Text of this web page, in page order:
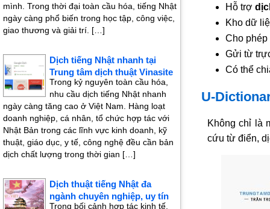
Hỗ trợ
Kho dữ
Cho phép
Gửi từ
Có thể
U-
Không chỉ là
cứu từ điển,
mình. Trong thời đại toàn cầu hóa, tiếng Nhật
ngày càng phổ biến trong học tập, công việc,
giao thương và giải trí. […]
Dịch tiếng Nhật nhanh tại
Trung tâm dịch thuật Vinasite
Trong kỷ nguyên toàn cầu hóa,
nhu cầu dịch tiếng Nhật nhanh
ngày càng tăng cao ở Việt Nam. Hàng loạt
doanh nghiệp, cá nhân, tổ chức hợp tác với
Nhật Bản trong các lĩnh vực kinh doanh, kỹ
thuật, giáo dục, y tế, công nghệ đều cần bản
dịch chất lượng trong thời gian […]
Dịch thuật tiếng Nhật đa
ngành chuyên nghiệp, uy tín
Trong bối cảnh hợp tác kinh tế,